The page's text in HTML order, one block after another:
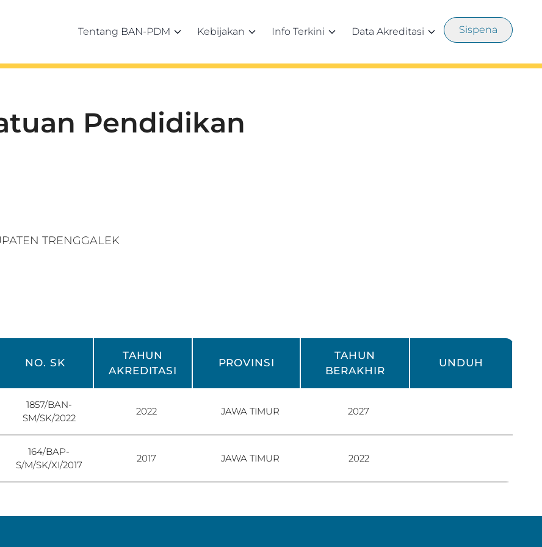
Tentang BAN-PDM Kebijakan Info Terkini Data Akreditasi Sispena
Pendidikan
TRENGGALEK
NO. SK
TAHUN
AKREDITASI
PROVINSI
TAHUN
BERAKHIR
UNDUH
1857/BAN-
SM/SK/2022
2022 JAWA TIMUR 2027
164/BAP-
S/M/SK/XI/2017
2017 JAWA TIMUR 2022